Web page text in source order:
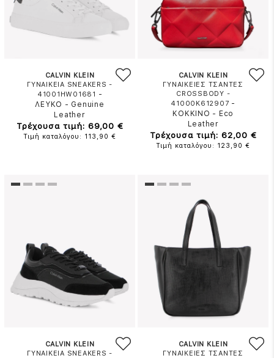
CALVIN KLEIN
ΓΥΝΑΙΚΕΙΑ SNEAKERS -
41001HW01681 -
ΛΕΥΚΟ - Genuine
Leather
Τρέχουσα τιμή: 69,00 €
Τιμή καταλόγου: 113,90 €
CALVIN KLEIN
ΓΥΝΑΙΚΕΙΕΣ ΤΣΑΝΤΕΣ
CROSSBODY -
41000K612907 -
ΚΟΚΚΙΝΟ - Eco
Leather
Τρέχουσα τιμή: 62,00 €
Τιμή καταλόγου: 123,90 €
CALVIN KLEIN
ΓΥΝΑΙΚΕΙΑ SNEAKERS -
CALVIN KLEIN
ΓΥΝΑΙΚΕΙΕΣ ΤΣΑΝΤΕΣ